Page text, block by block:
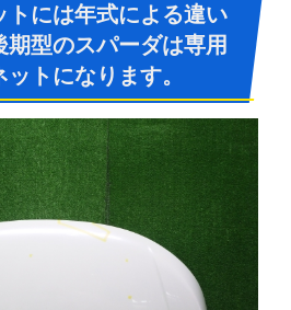
トには年式による違い
期型のスパーダは専用
トになります。